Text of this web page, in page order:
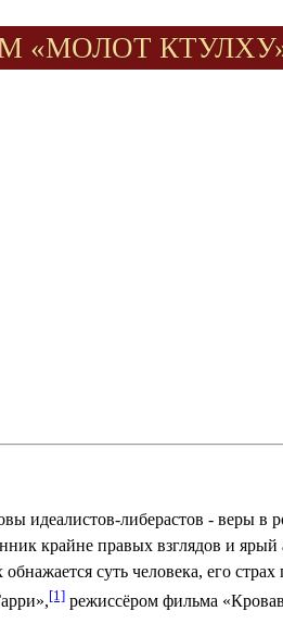
«МОЛОТ
идеалистов-либерастов - веры в
крайне правых взглядов и ярый
суть человека, его страх
[1] режиссёром фильма